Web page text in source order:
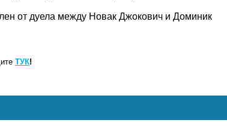
от дуела между Новак Джокович и Доминик
ТУК!